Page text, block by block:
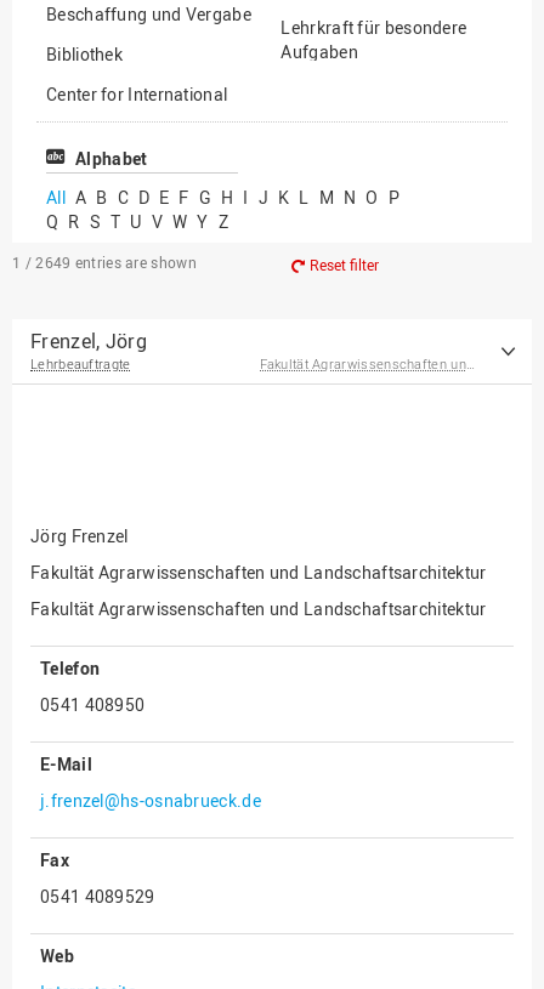
Beschaffung und Vergabe
Bibliothek
Center for International
Mobility
Center for International
Chancengerechtigkeit
eLearning Competence
EU-Büro
Fakultät
Agrarwissenschaften und
Fakultät Management,
Kultur und Technik
Fakultät Wirtschafts- und
Finanzen
Forschung, Kooperation,
Drittmittel
Gebäude und Technik
Gesellschaftliches
Engagement
Hochschulplanung/-
Lehrkraft für besondere
Aufgaben
Professor*innen im
Alphabet
All A B C D E F G H I J K L M N O P
Q R S T U V W Y Z
1 / 2649 entries are shown Reset filter
Frenzel, Jörg
Lehrbeauftragte Fakultät Agrarwissenschaften und Landschaftsarchitektur
Jörg Frenzel
Fakultät Agrarwissenschaften und Landschaftsarchitektur
Fakultät Agrarwissenschaften und Landschaftsarchitektur
Telefon
0541 408950
E-Mail
j.frenzel@hs-osnabrueck.de
Fax
0541 4089529
Web